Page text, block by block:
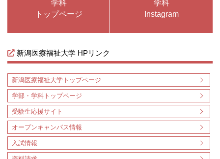
学科
トップページ
学科
Instagram
新潟医療福祉大学 HPリンク
新潟医療福祉大学トップページ
学部・学科トップページ
受験生応援サイト
オープンキャンパス情報
入試情報